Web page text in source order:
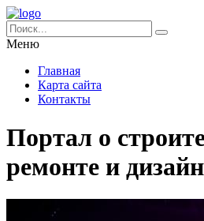
Меню
Главная
Карта сайта
Контакты
Портал о
ремонте и